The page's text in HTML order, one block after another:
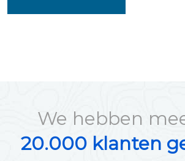
We hebben
20.000 klanten